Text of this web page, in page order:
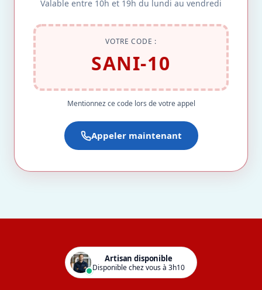
Valable entre 10h et 19h du lundi au vendredi
VOTRE CODE :
SANI-10
Mentionnez ce code lors de votre appel
Appeler maintenant
Artisan disponible
Disponible chez vous à 3h10